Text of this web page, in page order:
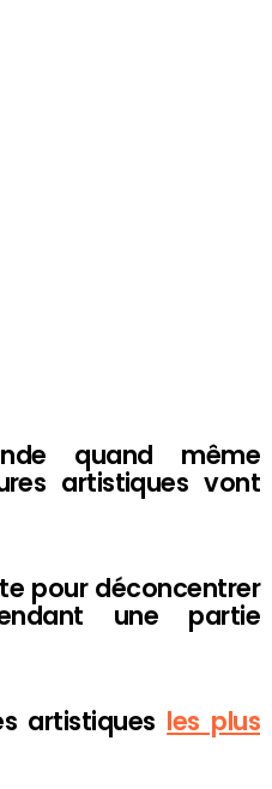
quand même
artistiques vont
pour déconcentrer
une partie
artistiques les plus